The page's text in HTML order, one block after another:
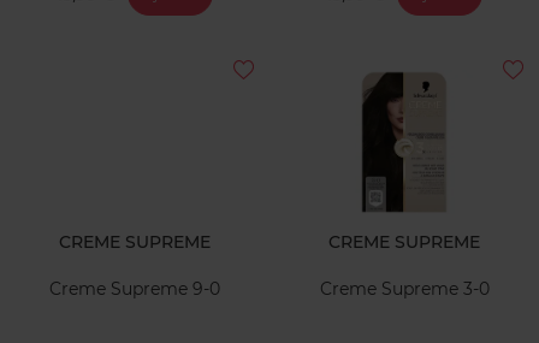
CREME SUPREME
Creme Supreme 9-0
CREME SUPREME
Creme Supreme 3-0